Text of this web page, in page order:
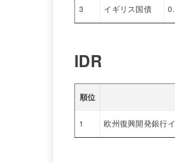
3 イギリス国債
IDR
順位
1 欧州復興開発銀行